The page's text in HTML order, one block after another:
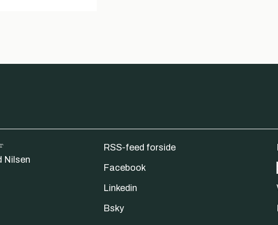
Nilsen
RSS-feed forside
Facebook
Linkedin
Bsky